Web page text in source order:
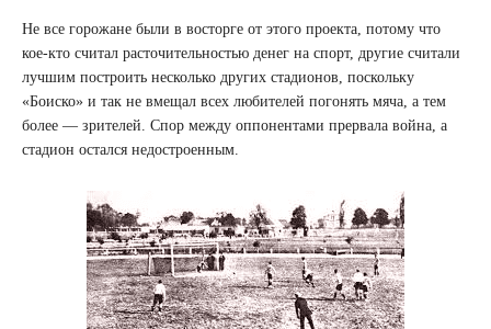
Не все горожане были в восторге от этого проекта, потому что
кое-кто считал расточительностью денег на спорт, другие считали
лучшим построить несколько других стадионов, поскольку
«Боиско» и так не вмещал всех любителей погонять мяча, а тем
более — зрителей. Спор между оппонентами прервала война, а
стадион остался недостроенным.